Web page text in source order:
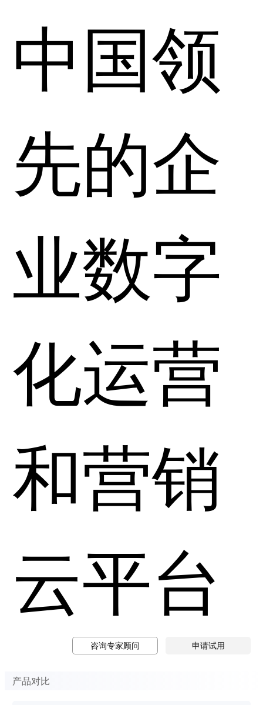
中国领
先的企
业数字
化运营
和营销
云平台
咨询专家顾问 申请试用
产品对比